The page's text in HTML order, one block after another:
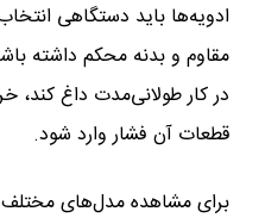
ادویه‌ها باید دستگاهی
مقاوم و بدنه محکم داشته
در کار طولانی‌مدت داغ کند،
قطعات آن فشار وارد شود.
برای مشاهده مدل‌های